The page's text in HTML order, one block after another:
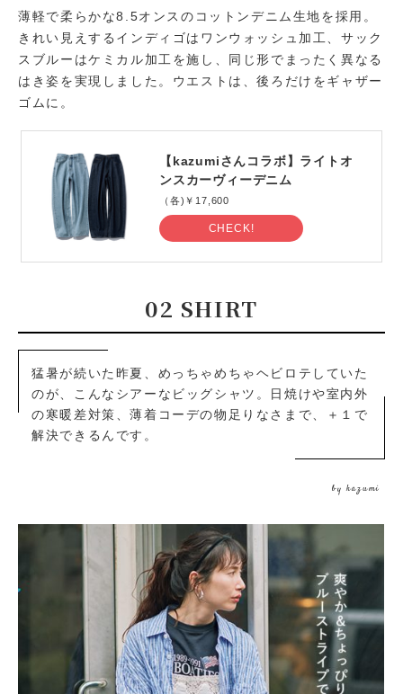
薄軽で柔らかな8.5オンスのコットンデニム生地を採用。
きれい見えするインディゴはワンウォッシュ加工、サック
スブルーはケミカル加工を施し、同じ形でまったく異なる
はき姿を実現しました。ウエストは、後ろだけをギャザー
ゴムに。
【kazumiさんコラボ】ライトオ
ンスカーヴィーデニム
（各)￥17,600
CHECK!
02 SHIRT
猛暑が続いた昨夏、めっちゃめちゃヘビロテしていた
のが、こんなシアーなビッグシャツ。日焼けや室内外
の寒暖差対策、薄着コーデの物足りなさまで、＋１で
解決できるんです。
by kazumi